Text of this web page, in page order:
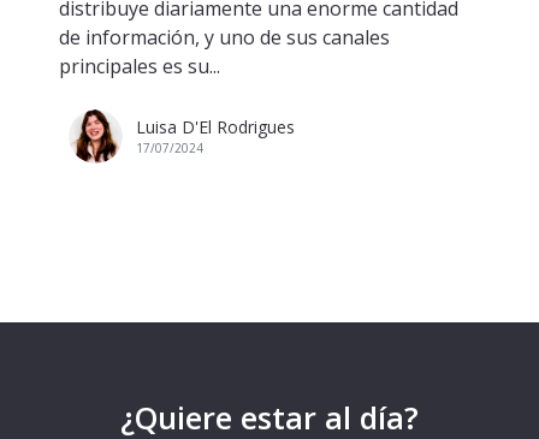
distribuye diariamente una enorme cantidad
de información, y uno de sus canales
principales es su...
Luisa D'El Rodrigues
17/07/2024
¿Quiere estar al día?